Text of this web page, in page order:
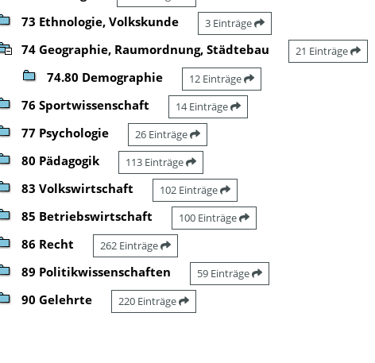
73 Ethnologie, Volkskunde 3 Einträge
74 Geographie, Raumordnung, Städtebau 21 Einträge
74.80 Demographie 12 Einträge
76 Sportwissenschaft 14 Einträge
77 Psychologie 26 Einträge
80 Pädagogik 113 Einträge
83 Volkswirtschaft 102 Einträge
85 Betriebswirtschaft 100 Einträge
86 Recht 262 Einträge
89 Politikwissenschaften 59 Einträge
90 Gelehrte 220 Einträge